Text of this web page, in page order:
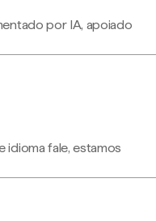
por IA, apoiado
idioma fale, estamos